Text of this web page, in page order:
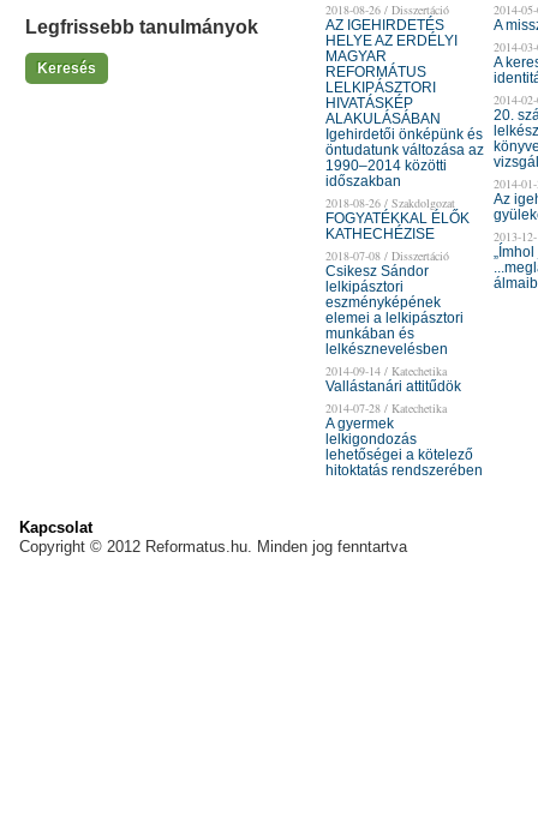
Legfrissebb tanulmányok
Keresés
2018-08-26 / Disszertáció
AZ IGEHIRDETÉS
HELYE AZ ERDÉLYI
MAGYAR
REFORMÁTUS
LELKIPÁSZTORI
HIVATÁSKÉP
ALAKULÁSÁBAN
Igehirdetői önképünk és
öntudatunk változása az
1990–2014 közötti
időszakban
2018-08-26 / Szakdolgozat
FOGYATÉKKAL ÉLŐK
KATHECHÉZISE
2018-07-08 / Disszertáció
Csikesz Sándor
lelkipásztori
eszményképének
elemei a lelkipásztori
munkában és
lelkésznevelésben
2014-09-14 / Katechetika
Vallástanári attitűdök
2014-07-28 / Katechetika
A gyermek
lelkigondozás
lehetőségei a kötelező
hitoktatás rendszerében
2014-
A
2014-
A
2014-
20.
2014-
Az
2013-
Kapcsolat
Copyright © 2012 Reformatus.hu. Minden jog fenntartva